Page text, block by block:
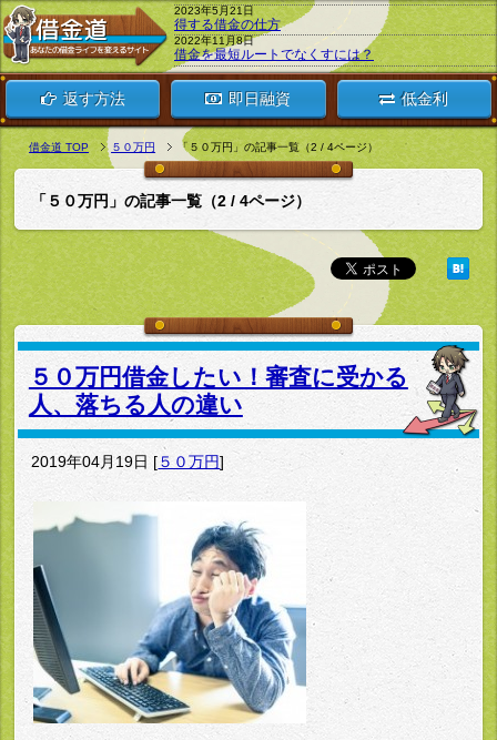
2023年5月21日
得する借金の仕方
2022年11月8日
借金を最短ルートでなくすには？
返す方法 即日融資 低金利
借金道 TOP ５０万円 「５０万円」の記事一覧（2 / 4ページ）
「５０万円」の記事一覧（2 / 4ページ）
５０万円借金したい！審査に受かる
人、落ちる人の違い
2019年04月19日 [５０万円]